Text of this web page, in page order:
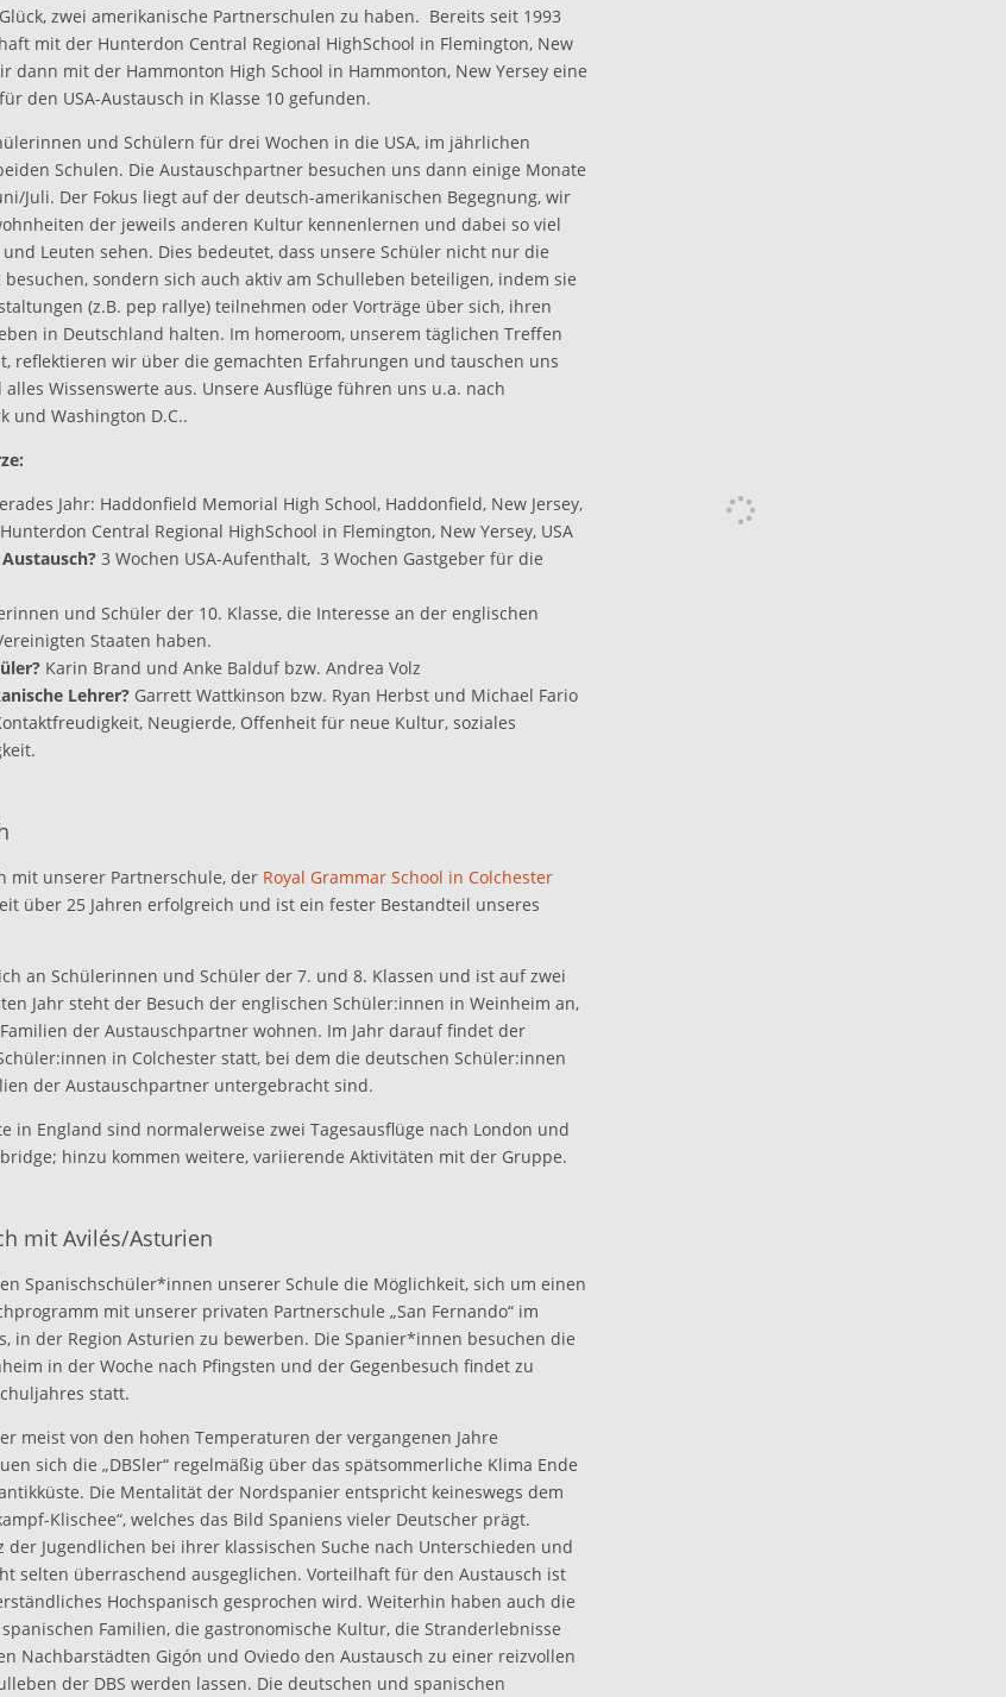
zwei amerikanische Partnerschulen zu haben. Bereits seit 1993
mit der Hunterdon Central Regional HighSchool in Flemington, New
dann mit der Hammonton High School in Hammonton, New Yersey eine
den USA-Austausch in Klasse 10 gefunden.
und Schülern für drei Wochen in die USA, im jährlichen
Schulen. Die Austauschpartner besuchen uns dann einige Monate
Juli. Der Fokus liegt auf der deutsch-amerikanischen Begegnung, wir
der jeweils anderen Kultur kennenlernen und dabei so viel
Leuten sehen. Dies bedeutet, dass unsere Schüler nicht nur die
sondern sich auch aktiv am Schulleben beteiligen, indem sie
(z.B. pep rallye) teilnehmen oder Vorträge über sich, ihren
in Deutschland halten. Im homeroom, unserem täglichen Treffen
reflektieren wir über die gemachten Erfahrungen und tauschen uns
Wissenswerte aus. Unsere Ausflüge führen uns u.a. nach
und Washington D.C..
Jahr: Haddonfield Memorial High School, Haddonfield, New Jersey,
Central Regional HighSchool in Flemington, New Yersey, USA
3 Wochen USA-Aufenthalt, 3 Wochen Gastgeber für die
und Schüler der 10. Klasse, die Interesse an der englischen
Staaten haben.
Karin Brand und Anke Balduf bzw. Andrea Volz
Lehrer?Garrett Wattkinson bzw. Ryan Herbst und Michael Fario
Neugierde, Offenheit für neue Kultur, soziales
mit unserer Partnerschule, der Royal Grammar School in Colchester
über 25 Jahren erfolgreich und ist ein fester Bestandteil unseres
an Schülerinnen und Schüler der 7. und 8. Klassen und ist auf zwei
Jahr steht der Besuch der englischen Schüler:innen in Weinheim an,
der Austauschpartner wohnen. Im Jahr darauf findet der
in Colchester statt, bei dem die deutschen Schüler:innen
der Austauschpartner untergebracht sind.
in England sind normalerweise zwei Tagesausflüge nach London und
hinzu kommen weitere, variierende Aktivitäten mit der Gruppe.
mit Avilés/Asturien
Spanischschüler*innen unserer Schule die Möglichkeit, sich um einen
mit unserer privaten Partnerschule „San Fernando“ im
in der Region Asturien zu bewerben. Die Spanier*innen besuchen die
in der Woche nach Pfingsten und der Gegenbesuch findet zu
statt.
meist von den hohen Temperaturen der vergangenen Jahre
sich die „DBSler“ regelmäßig über das spätsommerliche Klima Ende
Die Mentalität der Nordspanier entspricht keineswegs dem
Klischee“, welches das Bild Spaniens vieler Deutscher prägt.
der Jugendlichen bei ihrer klassischen Suche nach Unterschieden und
selten überraschend ausgeglichen. Vorteilhaft für den Austausch ist
Hochspanisch gesprochen wird. Weiterhin haben auch die
Familien, die gastronomische Kultur, die Stranderlebnisse
Nachbarstädten Gigón und Oviedo den Austausch zu einer reizvollen
der DBS werden lassen. Die deutschen und spanischen